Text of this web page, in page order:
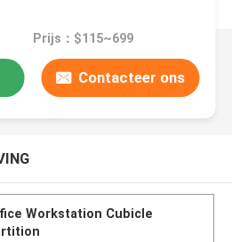
Prijs：$115~699
Contacteer ons
Workstation Cubicle